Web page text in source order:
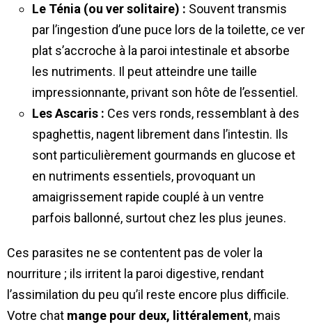
Le Ténia (ou ver solitaire) : Souvent transmis
par l’ingestion d’une puce lors de la toilette, ce ver
plat s’accroche à la paroi intestinale et absorbe
les nutriments. Il peut atteindre une taille
impressionnante, privant son hôte de l’essentiel.
Les Ascaris : Ces vers ronds, ressemblant à des
spaghettis, nagent librement dans l’intestin. Ils
sont particulièrement gourmands en glucose et
en nutriments essentiels, provoquant un
amaigrissement rapide couplé à un ventre
parfois ballonné, surtout chez les plus jeunes.
Ces parasites ne se contentent pas de voler la
nourriture ; ils irritent la paroi digestive, rendant
l’assimilation du peu qu’il reste encore plus difficile.
Votre chat mange pour deux, littéralement, mais